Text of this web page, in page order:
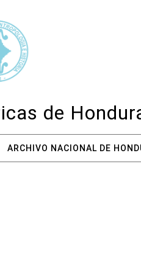
de
ARCHIVO NACIONAL DE